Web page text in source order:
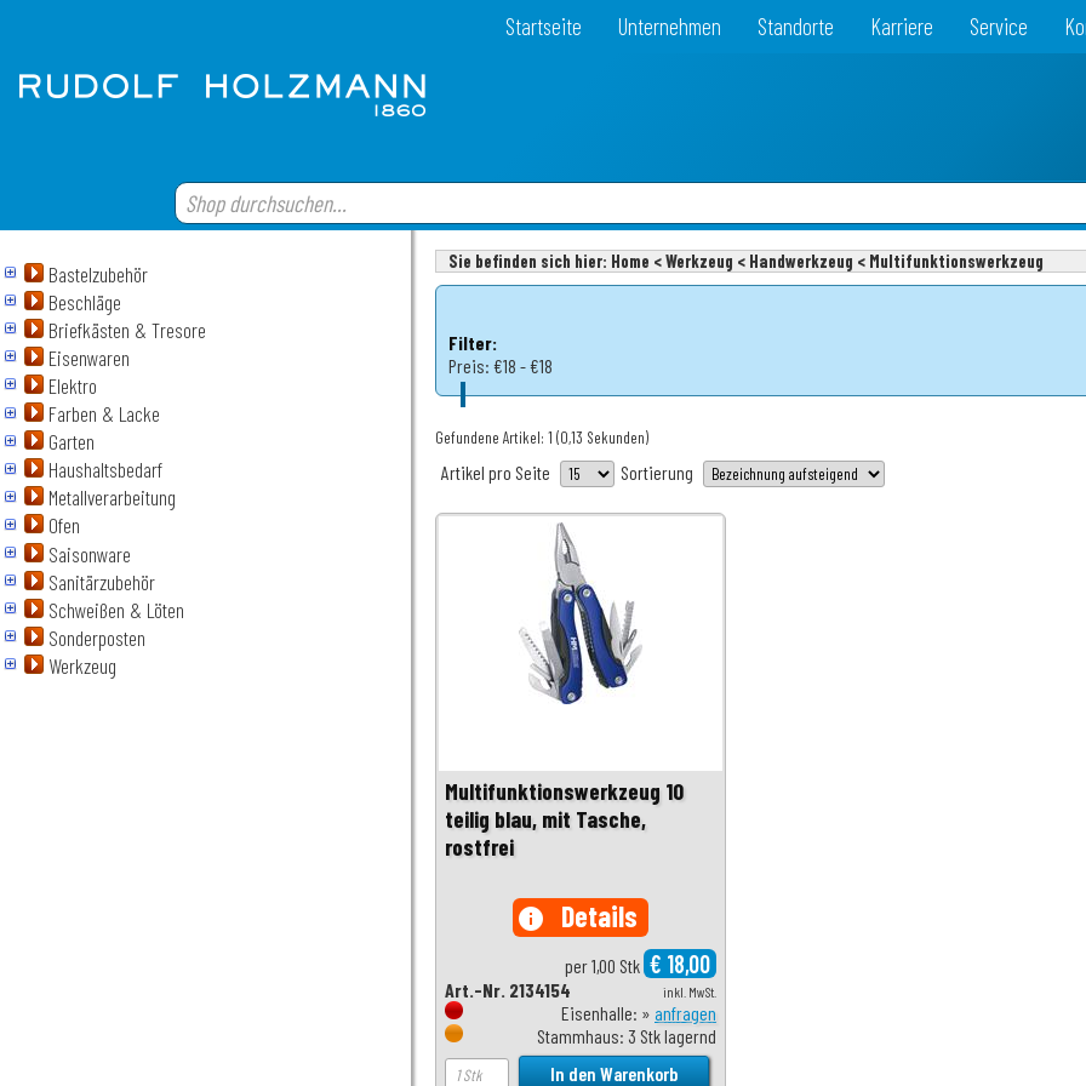
Startseite Unternehmen Standorte Karriere Service
Bastelzubehör
Beschläge
Briefkästen & Tresore
Eisenwaren
Elektro
Farben & Lacke
Garten
Haushaltsbedarf
Metallverarbeitung
Ofen
Saisonware
Sanitärzubehör
Schweißen & Löten
Sonderposten
Werkzeug
Sie befinden sich hier: Home < Werkzeug < Handwerkzeug < Multifunktionswerkzeug
Filter:
Preis: €18 - €18
Gefundene Artikel: 1 (0,13 Sekunden)
Artikel pro Seite Sortierung
Multifunktionswerkzeug 10
teilig blau, mit Tasche,
rostfrei
info Details
per 1,00 Stk € 18,00
inkl. MwSt.
Art.-Nr. 2134154
Eisenhalle: » anfragen
Stammhaus: 3 Stk lagernd